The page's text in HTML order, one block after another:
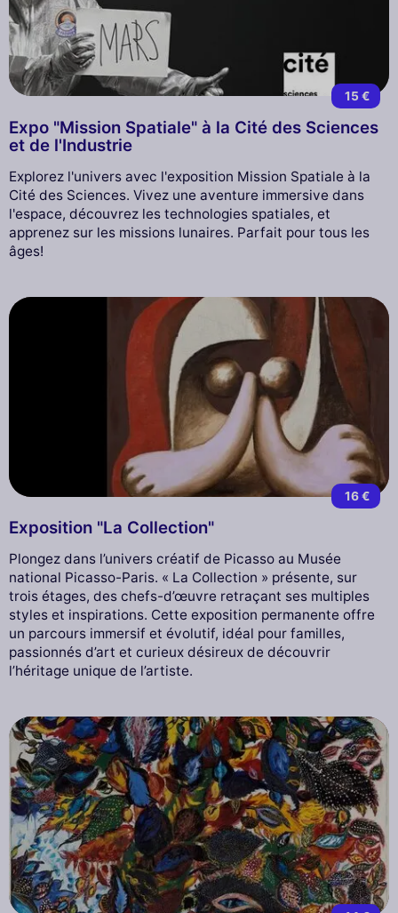
15 €
Expo "Mission Spatiale" à la Cité des Sciences
et de l'Industrie
Explorez l'univers avec l'exposition Mission Spatiale à la
Cité des Sciences. Vivez une aventure immersive dans
l'espace, découvrez les technologies spatiales, et
apprenez sur les missions lunaires. Parfait pour tous les
âges!
16 €
Exposition "La Collection"
Plongez dans l’univers créatif de Picasso au Musée
national Picasso-Paris. « La Collection » présente, sur
trois étages, des chefs-d’œuvre retraçant ses multiples
styles et inspirations. Cette exposition permanente offre
un parcours immersif et évolutif, idéal pour familles,
passionnés d’art et curieux désireux de découvrir
l’héritage unique de l’artiste.